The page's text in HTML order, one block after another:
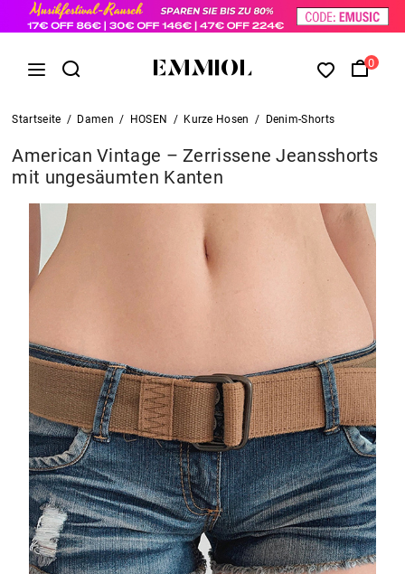
0
Startseite / Damen / HOSEN / Kurze Hosen / Denim-Shorts
American Vintage – Zerrissene Jeansshorts
mit ungesäumten Kanten